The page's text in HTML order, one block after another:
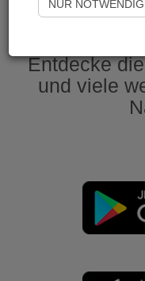
Entdecke
und viele
NUR